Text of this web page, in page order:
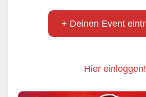
+ Deinen Event
Hier einloggen!